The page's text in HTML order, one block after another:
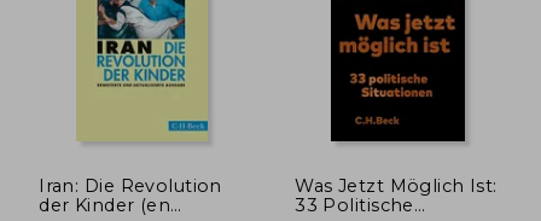
$ 28.22 $
Iran: Die Revolution
der Kinder (en
Was Jetzt Möglich Ist:
33 Politische